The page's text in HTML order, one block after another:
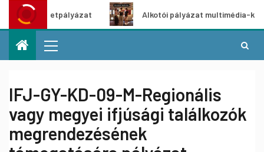
ötletpályázat Alkotói pályázat multimédia-kiállításhoz
IFJ-GY-KD-09-M-Regionális
vagy megyei ifjúsági találkozók
megrendezésének